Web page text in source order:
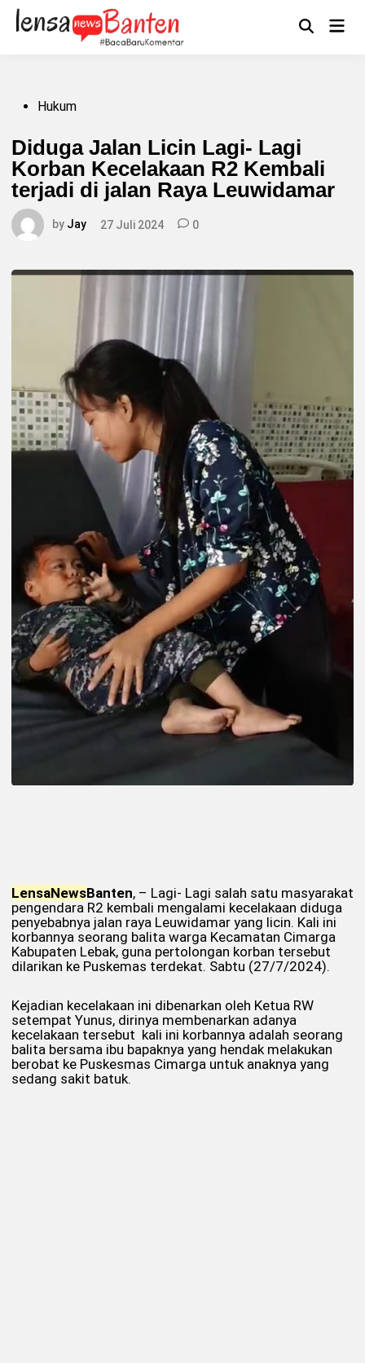
Skip
content
OpenMain
PostedHukum
Diduga Jalan Licin Lagi- Lagi
Korban Kecelakaan R2 Kembali
terjadi di jalan Raya Leuwidamar
by Jay 27 Juli 2024 0
LensaNewsBanten, – Lagi- Lagi salah satu masyarakat
pengendara R2 kembali mengalami kecelakaan diduga
penyebabnya jalan raya Leuwidamar yang licin. Kali ini
korbannya seorang balita warga Kecamatan Cimarga
Kabupaten Lebak, guna pertolongan korban tersebut
dilarikan ke Puskemas terdekat. Sabtu (27/7/2024).
Kejadian kecelakaan ini dibenarkan oleh Ketua RW
setempat Yunus, dirinya membenarkan adanya
kecelakaan tersebut kali ini korbannya adalah seorang
balita bersama ibu bapaknya yang hendak melakukan
berobat ke Puskesmas Cimarga untuk anaknya yang
sedang sakit batuk.